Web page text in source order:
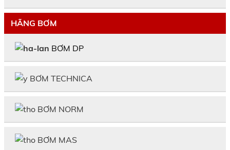
HÃNG BƠM
BƠM DP
BƠM TECHNICA
BƠM NORM
BƠM MAS